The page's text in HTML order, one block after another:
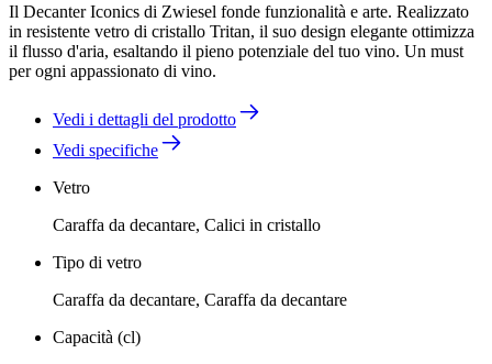
Il Decanter Iconics di Zwiesel fonde funzionalità e arte. Realizzato
in resistente vetro di cristallo Tritan, il suo design elegante ottimizza
il flusso d'aria, esaltando il pieno potenziale del tuo vino. Un must
per ogni appassionato di vino.
Vedi i dettagli del prodotto
Vedi specifiche
Vetro
Caraffa da decantare, Calici in cristallo
Tipo di vetro
Caraffa da decantare, Caraffa da decantare
Capacità (cl)